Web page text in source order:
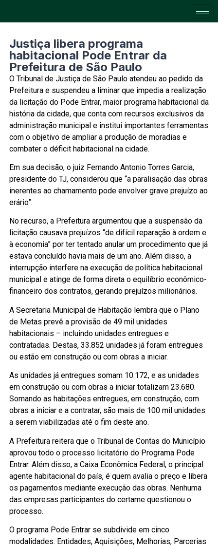
Justiça libera programa
habitacional Pode Entrar da
Prefeitura de São Paulo
O Tribunal de Justiça de São Paulo atendeu ao pedido da
Prefeitura e suspendeu a liminar que impedia a realização
da licitação do Pode Entrar, maior programa habitacional da
história da cidade, que conta com recursos exclusivos da
administração municipal e institui importantes ferramentas
com o objetivo de ampliar a produção de moradias e
combater o déficit habitacional na cidade.
Em sua decisão, o juiz Fernando Antonio Torres Garcia,
presidente do TJ, considerou que “a paralisação das obras
inerentes ao chamamento pode envolver grave prejuízo ao
erário”.
No recurso, a Prefeitura argumentou que a suspensão da
licitação causava prejuízos “de difícil reparação à ordem e
à economia” por ter tentado anular um procedimento que já
estava concluído havia mais de um ano. Além disso, a
interrupção interfere na execução de política habitacional
municipal e atinge de forma direta o equilíbrio econômico-
financeiro dos contratos, gerando prejuízos milionários.
A Secretaria Municipal de Habitação lembra que o Plano
de Metas prevê a provisão de 49 mil unidades
habitacionais – incluindo unidades entregues e
contratadas. Destas, 33.852 unidades já foram entregues
ou estão em construção ou com obras a iniciar.
As unidades já entregues somam 10.172, e as unidades
em construção ou com obras a iniciar totalizam 23.680.
Somando as habitações entregues, em construção, com
obras a iniciar e a contratar, são mais de 100 mil unidades
a serem viabilizadas até o fim deste ano.
A Prefeitura reitera que o Tribunal de Contas do Município
aprovou todo o processo licitatório do Programa Pode
Entrar. Além disso, a Caixa Econômica Federal, o principal
agente habitacional do país, é quem avalia o preço e libera
os pagamentos mediante execução das obras. Nenhuma
das empresas participantes do certame questionou o
processo.
O programa Pode Entrar se subdivide em cinco
modalidades: Entidades, Aquisições, Melhorias, Parcerias